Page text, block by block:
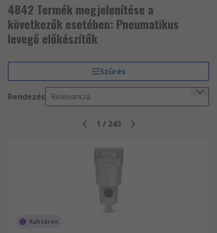
4842 Termék megjelenítése a
következők esetében: Pneumatikus
levegő előkészítők
Szűrés
Rendezés Relevancia
1 / 243
Raktáron